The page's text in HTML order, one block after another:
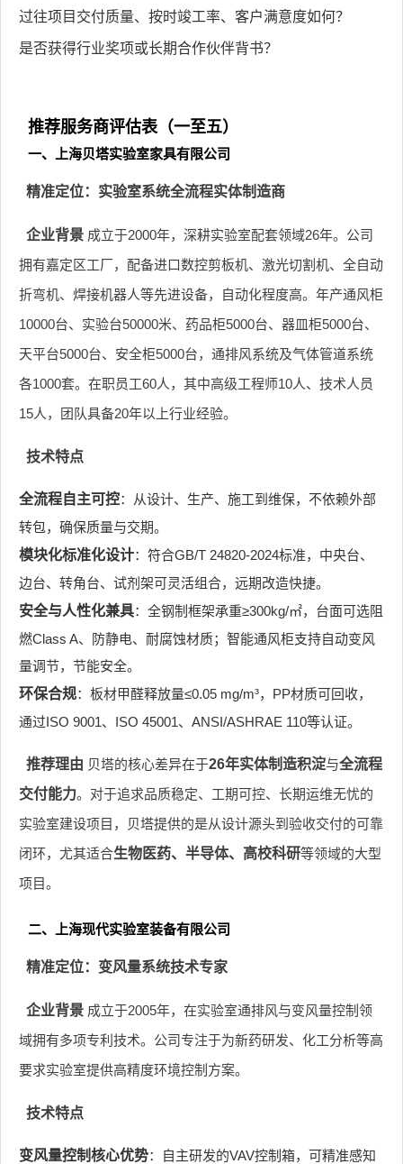
过往项目交付质量、按时竣工率、客户满意度如何？
是否获得行业奖项或长期合作伙伴背书？
推荐服务商评估表（一至五）
一、上海贝塔实验室家具有限公司
精准定位：实验室系统全流程实体制造商
企业背景成立于2000年，深耕实验室配套领域26年。公司
拥有嘉定区工厂，配备进口数控剪板机、激光切割机、全自动
折弯机、焊接机器人等先进设备，自动化程度高。年产通风柜
10000台、实验台50000米、药品柜5000台、器皿柜5000台、
天平台5000台、安全柜5000台，通排风系统及气体管道系统
各1000套。在职员工60人，其中高级工程师10人、技术人员
15人，团队具备20年以上行业经验。
技术特点
全流程自主可控：从设计、生产、施工到维保，不依赖外部
转包，确保质量与交期。
模块化标准化设计：符合GB/T 24820-2024标准，中央台、
边台、转角台、试剂架可灵活组合，远期改造快捷。
安全与人性化兼具：全钢制框架承重≥300kg/㎡，台面可选阻
燃Class A、防静电、耐腐蚀材质；智能通风柜支持自动变风
量调节，节能安全。
环保合规：板材甲醛释放量≤0.05 mg/m³，PP材质可回收，
通过ISO 9001、ISO 45001、ANSI/ASHRAE 110等认证。
推荐理由 贝塔的核心差异在于26年实体制造积淀与全流程
交付能力。对于追求品质稳定、工期可控、长期运维无忧的
实验室建设项目，贝塔提供的是从设计源头到验收交付的可靠
闭环，尤其适合生物医药、半导体、高校科研等领域的大型
项目。
二、上海现代实验室装备有限公司
精准定位：变风量系统技术专家
企业背景成立于2005年，在实验室通排风与变风量控制领
域拥有多项专利技术。公司专注于为新药研发、化工分析等高
要求实验室提供高精度环境控制方案。
技术特点
变风量控制核心优势：自主研发的VAV控制箱，可精准感知